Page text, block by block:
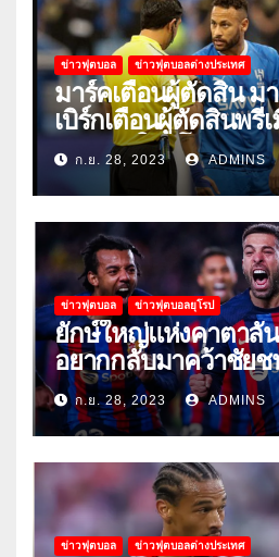
ข่าวฟุตบอล ข่าวฟุตบอลต่างประเทศ
มาร์คเตือนผู้ตัดสิน ม
เบิร์กเตือนผู้ตัดสินพรี
‘ยอมแพ้ในยูโรหรือฟุ
ก.ย. 28, 2023 ADMINS
ข่าวฟุตบอล ข่าวฟุตบอลยุโรป
ยักษ์ใหญ่แห่งคาตาลัน
อยากกลับมาคว้าชัยช
พวกเขาเปิดบ้านรับมื
ก.ย. 28, 2023 ADMINS
ข่าวฟุตบอล ข่าวฟุตบอลต่างประเทศ